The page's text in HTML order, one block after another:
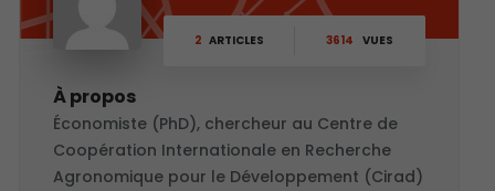
2 ARTICLES 3614 VUES
À propos
Économiste (PhD), chercheur au Centre de
Coopération Internationale en Recherche
Agronomique pour le Développement (Cirad)